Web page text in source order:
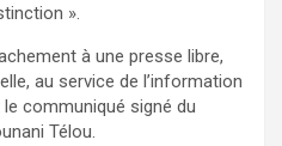
».
à une presse libre,
au service de l’information
communiqué signé du
Télou.